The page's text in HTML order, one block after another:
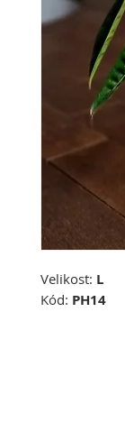
Velikost: L
Kód: PH14